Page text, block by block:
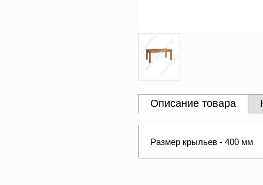
Описание товара
Размер крыльев - 400 мм